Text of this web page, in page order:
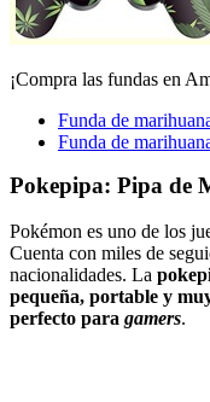
¡Compra las fundas en
Funda de
Funda de
Pokepipa: Pipa de
Pokémon es uno de los
Cuenta con miles de
nacionalidades. La
pequeña, portable y
perfecto para gamers.